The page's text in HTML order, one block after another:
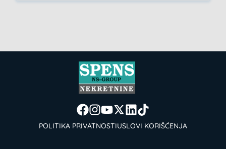
POLITIKA PRIVATNOSTIUSLOVI KORIŠĆENJA